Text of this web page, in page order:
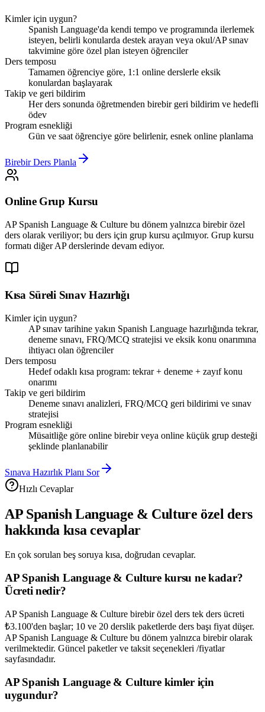
Kimler için uygun?
Spanish Language'da kendi tempo ve programında ilerlemek
isteyen, belirli konularda destek arayan veya okul/AP sınav
takvimine göre özel plan isteyen öğrenciler
Ders temposu
Tamamen öğrenciye göre, 1:1 online derslerle eksik
konulardan başlayarak
Takip ve geri bildirim
Her ders sonunda öğretmenden birebir geri bildirim ve hedefli
ödev
Program esnekliği
Gün ve saat öğrenciye göre belirlenir, esnek online planlama
Birebir Ders Planla
Online Grup Kursu
AP Spanish Language & Culture bu dönem yalnızca birebir özel
ders olarak veriliyor; bu ders için grup kursu açılmıyor. Grup kursu
formatı diğer AP derslerinde devam ediyor.
Kısa Süreli Sınav Hazırlığı
Kimler için uygun?
AP sınav tarihine yakın Spanish Language hazırlığında tekrar,
deneme sınavı, FRQ/MCQ stratejisi ve eksik konu onarımına
ihtiyacı olan öğrenciler
Ders temposu
Hedef odaklı kısa program: tekrar + deneme + zayıf konu
onarımı
Takip ve geri bildirim
Deneme sınavı analizleri, FRQ/MCQ geri bildirimi ve sınav
stratejisi
Program esnekliği
Müsaitliğe göre online birebir veya online küçük grup desteği
şeklinde planlanabilir
Sınava Hazırlık Planı Sor
Hızlı Cevaplar
AP Spanish Language & Culture özel ders
hakkında kısa cevaplar
En çok sorulan beş soruya kısa, doğrudan cevaplar.
AP Spanish Language & Culture kursu ne kadar?
Ücreti nedir?
AP Spanish Language & Culture birebir özel ders tek ders ücreti
₺3.100'den başlar; 10 ve 20 derslik paketlerde ders başı fiyat düşer.
AP Spanish Language & Culture bu dönem yalnızca birebir olarak
verilmektedir. Güncel paketler ve taksit seçenekleri /fiyatlar
sayfasındadır.
AP Spanish Language & Culture kimler için
uygundur?